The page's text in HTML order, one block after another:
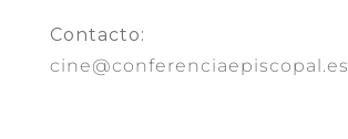
Contacto:
cine@conferenciaepiscopal.es